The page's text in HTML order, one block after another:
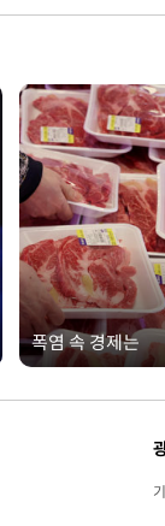
폭염 속 경제는